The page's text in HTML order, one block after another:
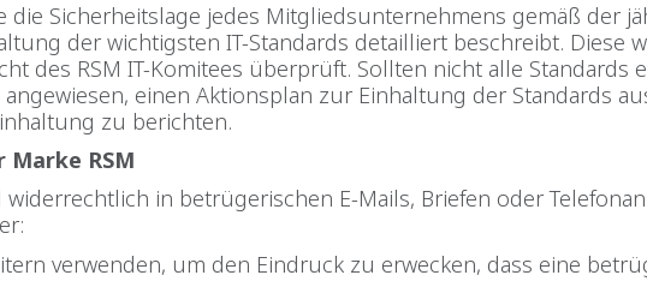
die Sicherheitslage jedes Mitgliedsunternehmens gemäß der
der wichtigsten IT-Standards detailliert beschreibt. Diese
des RSM IT-Komitees überprüft. Sollten nicht alle Standards
einen Aktionsplan zur Einhaltung der Standards
zu berichten.
Marke RSM
widerrechtlich in betrügerischen E-Mails, Briefen oder
verwenden, um den Eindruck zu erwecken, dass eine